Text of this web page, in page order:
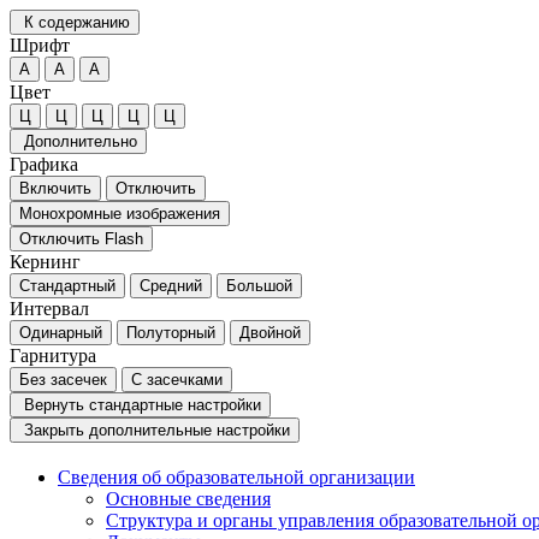
К содержанию
Шрифт
А А А
Цвет
Ц Ц Ц Ц
Ц
Дополнительно
Графика
Включить
Отключить
Монохромные изображения
Отключить Flash
Кернинг
Стандартный Средний Большой
Интервал
Одинарный Полуторный Двойной
Гарнитура
Без засечек
С засечками
Вернуть стандартные настройки
Закрыть дополнительные настройки
Сведения об образовательной организации
Основные сведения
Структура и органы управления образовательной